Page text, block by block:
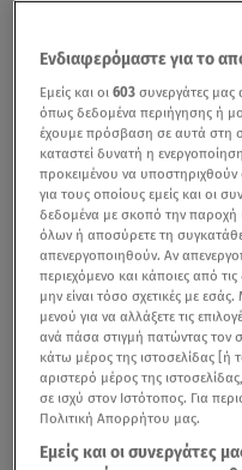
Για τον ερχομό του νέου
τον γιο του
Νίκα, αλλά και τη ζωή
μίλησε ο πατέρας της,
Αργυρός για τον γιο
δώρο στη ζωή»
Ενδιαφερόμαστε για το
Εμείς και οι603 συνεργάτες
όπως δεδομένα περιήγησης ή
έχουμε πρόσβαση σε αυτά στη
καταστεί δυνατή η
προκειμένου να υποστηριχθούν
για τους οποίους εμείς και οι
δεδομένα με σκοπό την παροχή
όλων ή αποσύρετε τη
απενεργοποιηθούν. Αν
περιεχόμενο και κάποιες από
μην είναι τόσο σχετικές με
μενού για να αλλάξετε τις
ανά πάσα στιγμή πατώντας τον
κάτω μέρος της ιστοσελίδας [ή
αριστερό μέρος της
σε ισχύ στον Ιστότοπος. Για
Πολιτική Απορρήτου μας.
Εμείς και οι συνεργάτες